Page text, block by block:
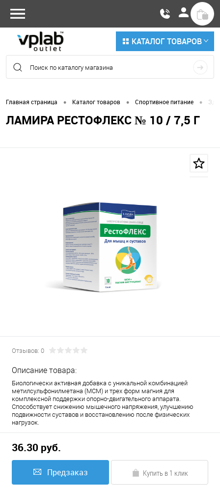
КАТАЛОГ ТОВАРОВ
Главная страница • Каталог товаров • Спортивное питание •
ЛАМИРА РЕСТОФЛЕКС № 10 / 7,5 Г
Отзывов: 0
Описание товара:
Биологически активная добавка с уникальной комбинацией
метилсульфонилметана (МСМ) и трех форм магния для
комплексной поддержки опорно-двигательного аппарата.
Способствует снижению мышечного напряжения, улучшению
подвижности суставов и восстановлению после физических
нагрузок.
36.30 руб.
Предзаказ Купить в 1 клик